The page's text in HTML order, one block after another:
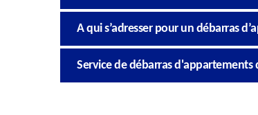
A qui s’adresser pour un débarras
Service de débarras d'appartements